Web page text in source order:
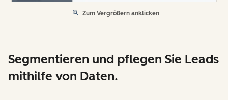
Zum Vergrößern anklicken
Segmentieren und pflegen Sie Leads
mithilfe von Daten.